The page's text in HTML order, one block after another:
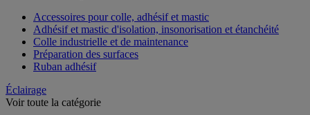
Accessoires pour colle, adhésif et mastic
Adhésif et mastic d'isolation, insonorisation et étanchéité
Colle industrielle et de maintenance
Préparation des surfaces
Ruban adhésif
Éclairage
Voir toute la catégorie